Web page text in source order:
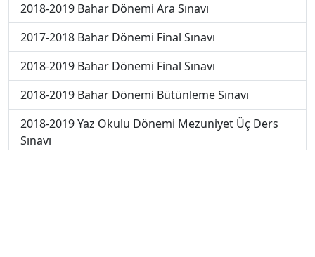
2018-2019 Bahar Dönemi Ara Sınavı
2017-2018 Bahar Dönemi Final Sınavı
2018-2019 Bahar Dönemi Final Sınavı
2018-2019 Bahar Dönemi Bütünleme Sınavı
2018-2019 Yaz Okulu Dönemi Mezuniyet Üç Ders
Sınavı